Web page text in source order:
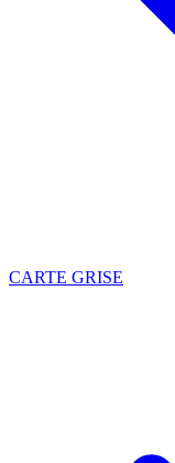
CARTE GRISE